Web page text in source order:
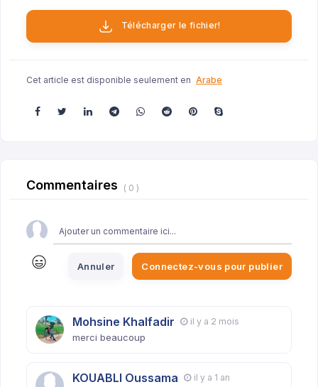
Télécharger le fichier!
Cet article est disponible seulement en Arabe
Commentaires ( 0 )
Annuler Connectez-vous pour publier
Mohsine Khalfadir il y a 2 mois
merci beaucoup
KOUABLI Oussama il y a 1 an